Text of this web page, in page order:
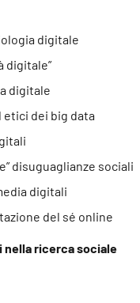
digitale
digitale”
digitale
dei big data
disuguaglianze sociali
digitali
del sé online
nella ricerca sociale